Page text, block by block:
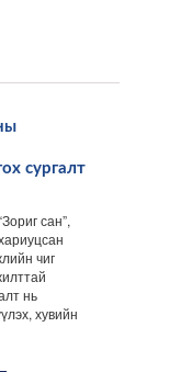
сургалт
сан”,
чиг
нь
хувийн